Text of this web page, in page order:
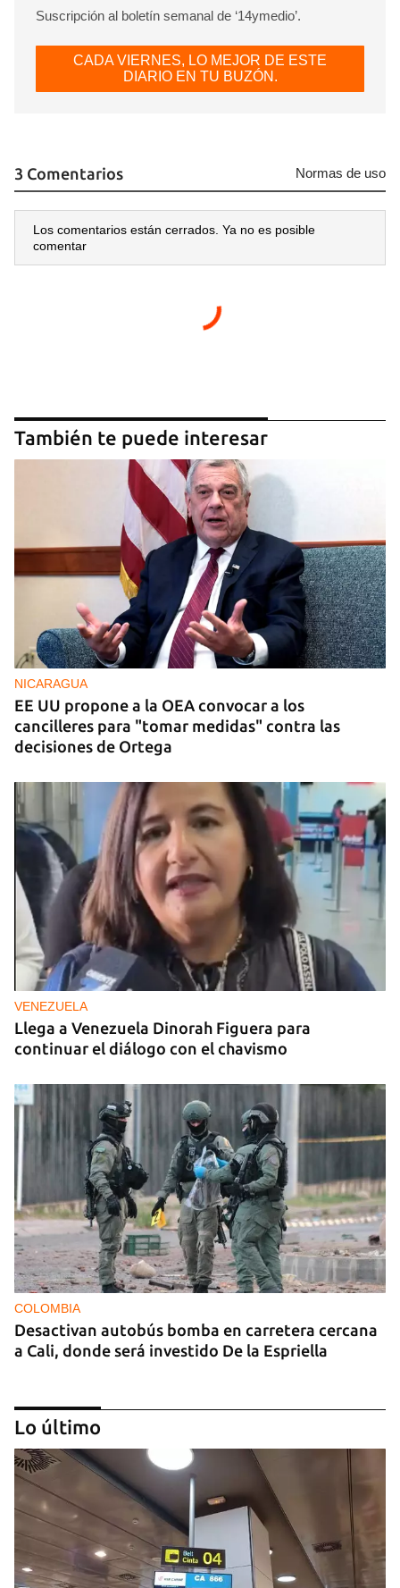
Suscripción al boletín semanal de ‘14ymedio’.
CADA VIERNES, LO MEJOR DE ESTE
DIARIO EN TU BUZÓN.
3 Comentarios Normas de uso
Los comentarios están cerrados. Ya no es posible
comentar
También te puede interesar
NICARAGUA
EE UU propone a la OEA convocar a los
cancilleres para "tomar medidas" contra las
decisiones de Ortega
VENEZUELA
Llega a Venezuela Dinorah Figuera para
continuar el diálogo con el chavismo
COLOMBIA
Desactivan autobús bomba en carretera cercana
a Cali, donde será investido De la Espriella
Lo último